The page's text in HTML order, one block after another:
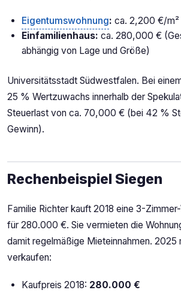
Eigentumswohnung: ca. 2,200 €/m²
Einfamilienhaus: ca. 280,000 €
abhängig von Lage und Größe)
Universitätsstadt Südwestfalen. Bei
25 % Wertzuwachs innerhalb der
Steuerlast von ca. 70,000 € (bei 42 %
Gewinn).
Rechenbeispiel Siegen
Familie Richter kauft 2018 eine 3-
für 280.000 €. Sie vermieten die
damit regelmäßige Mieteinnahmen. 2025
verkaufen:
Kaufpreis 2018: 280.000 €